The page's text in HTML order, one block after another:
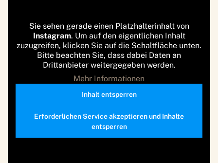
Sie sehen gerade einen Platzhalterinhalt von
Instagram. Um auf den eigentlichen Inhalt
zuzugreifen, klicken Sie auf die Schaltfläche unten.
Bitte beachten Sie, dass dabei Daten an
Drittanbieter weitergegeben werden.
Mehr Informationen
Inhalt entsperren
Erforderlichen Service akzeptieren und Inhalte
entsperren